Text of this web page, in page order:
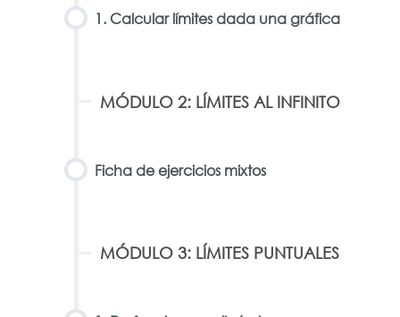
1. Calcular límites dada una gráfica
MÓDULO 2: LÍMITES AL INFINITO
Ficha de ejercicios mixtos
MÓDULO 3: LÍMITES PUNTUALES